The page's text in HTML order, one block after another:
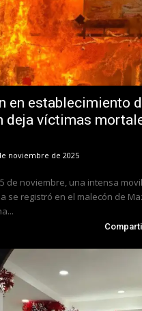
en establecimiento
deja víctimas
noviembre de 2025
de noviembre, una intensa
se registró en el malecón de